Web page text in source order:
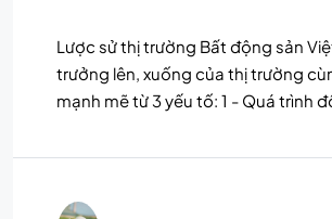
Lược sử thị trường Bất động sản
trưởng lên, xuống của thị trường
mạnh mẽ từ 3 yếu tố: 1 - Quá trình